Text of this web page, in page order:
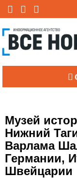
Музей
Нижний
Варлама
Германии,
Швейцарии